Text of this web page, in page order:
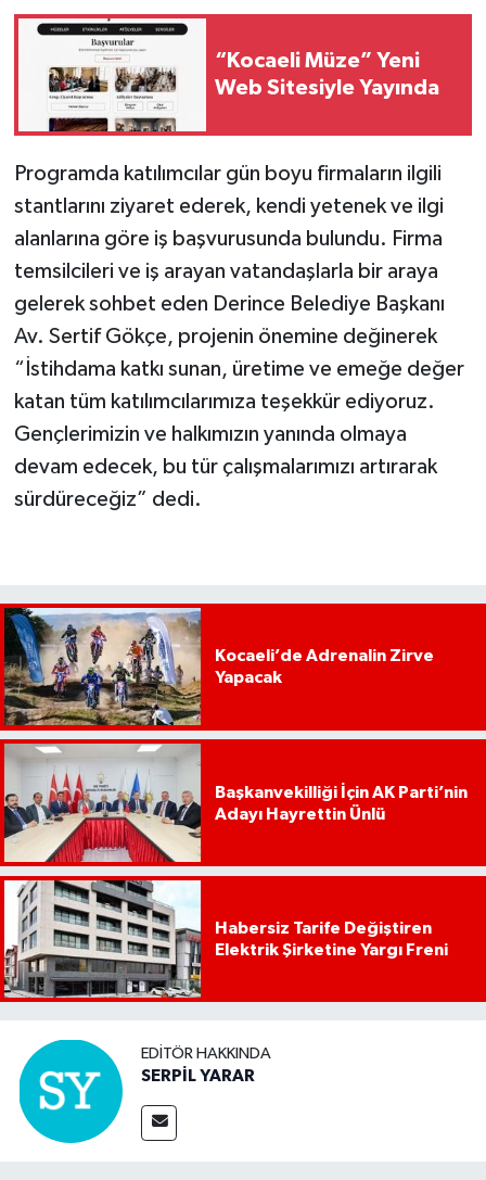
“Kocaeli Müze” Yeni
Web Sitesiyle Yayında
Programda katılımcılar gün boyu firmaların ilgili
stantlarını ziyaret ederek, kendi yetenek ve ilgi
alanlarına göre iş başvurusunda bulundu. Firma
temsilcileri ve iş arayan vatandaşlarla bir araya
gelerek sohbet eden Derince Belediye Başkanı
Av. Sertif Gökçe, projenin önemine değinerek
“İstihdama katkı sunan, üretime ve emeğe değer
katan tüm katılımcılarımıza teşekkür ediyoruz.
Gençlerimizin ve halkımızın yanında olmaya
devam edecek, bu tür çalışmalarımızı artırarak
sürdüreceğiz” dedi.
Kocaeli’de Adrenalin Zirve
Yapacak
Başkanvekilliği İçin AK Parti’nin
Adayı Hayrettin Ünlü
Habersiz Tarife Değiştiren
Elektrik Şirketine Yargı Freni
EDITÖR HAKKINDA
SERPİL YARAR